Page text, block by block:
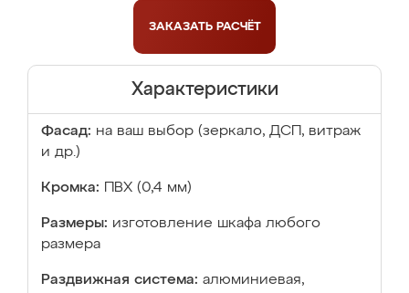
ЗАКАЗАТЬ РАСЧЁТ
Характеристики
Фасад: на ваш выбор (зеркало, ДСП, витраж
и др.)
Кромка: ПВХ (0,4 мм)
Размеры: изготовление шкафа любого
размера
Раздвижная система: алюминиевая,